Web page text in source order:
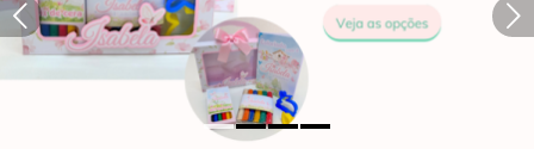
Próximo